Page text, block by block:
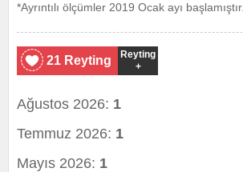
*Ayrıntılı ölçümler 2019 Ocak ayı başlamıştır.
21 Reyting
Reyting
+
Ağustos 2026: 1
Temmuz 2026: 1
Mayıs 2026: 1